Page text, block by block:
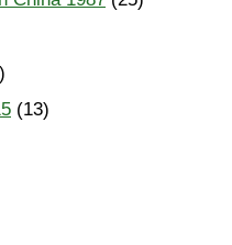
(13)